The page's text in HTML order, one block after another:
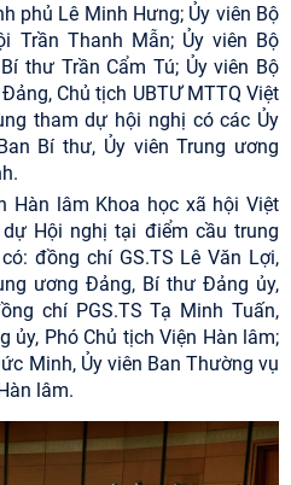
phủ Lê Minh Hưng; Ủy viên Bộ
Trần Thanh Mẫn; Ủy viên Bộ
thư Trần Cẩm Tú; Ủy viên Bộ
Chủ tịch UBTƯ MTTQ Việt
tham dự hội nghị có các Ủy
Bí thư, Ủy viên Trung ương
Hàn lâm Khoa học xã hội Việt
Hội nghị tại điểm cầu trung
đồng chí GS.TS Lê Văn Lợi,
ương Đảng, Bí thư Đảng ủy,
chí PGS.TS Tạ Minh Tuấn,
Phó Chủ tịch Viện Hàn lâm;
Minh, Ủy viên Ban Thường vụ
lâm.